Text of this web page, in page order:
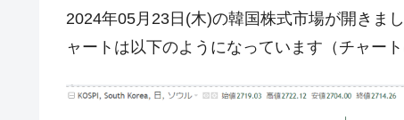
『Money1』 韓国･外為取引量「1日当たり1,214.4
『Money1』 韓国･帰ってきた李在明。李在明を支持
壟断
2024年05月23日(木)の韓国株式市場が開きま
ャートは以下のようになっています（チャー